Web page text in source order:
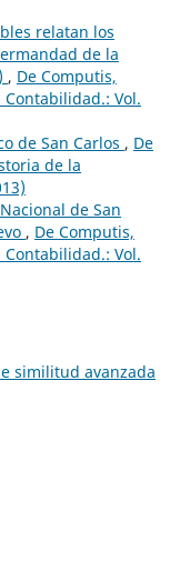
relatan los
de la
, De Computis,
Vol.
de San Carlos , De
de la
de San
, De Computis,
Vol.
similitud avanzada